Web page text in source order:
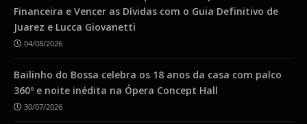
Financeira e Vencer as Dívidas com o Guia Definitivo de
Juarez e Lucca Giovanetti
04/08/2026
Bailinho do Bossa celebra os 18 anos da casa com palco
360º e noite inédita na Ópera Concept Hall
30/07/2026